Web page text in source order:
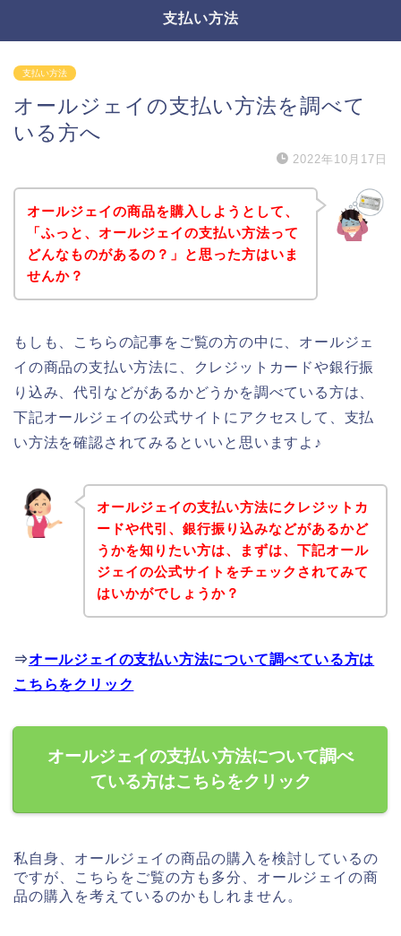
支払い方法
支払い方法
オールジェイの支払い方法を調べて
いる方へ
2022年10月17日
オールジェイの商品を購入しようとして、
「ふっと、オールジェイの支払い方法って
どんなものがあるの？」と思った方はいま
せんか？
もしも、こちらの記事をご覧の方の中に、オールジェ
イの商品の支払い方法に、クレジットカードや銀行振
り込み、代引などがあるかどうかを調べている方は、
下記オールジェイの公式サイトにアクセスして、支払
い方法を確認されてみるといいと思いますよ♪
オールジェイの支払い方法にクレジットカ
ードや代引、銀行振り込みなどがあるかど
うかを知りたい方は、まずは、下記オール
ジェイの公式サイトをチェックされてみて
はいかがでしょうか？
⇒オールジェイの支払い方法について調べている方は
こちらをクリック
オールジェイの支払い方法について調べ
ている方はこちらをクリック
私自身、オールジェイの商品の購入を検討しているの
ですが、こちらをご覧の方も多分、オールジェイの商
品の購入を考えているのかもしれません。